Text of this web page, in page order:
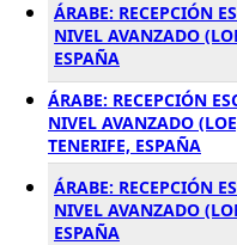
ÁRABE: RECEPCIÓN
NIVEL AVANZADO
ESPAÑA
ÁRABE: RECEPCIÓN
NIVEL AVANZADO
TENERIFE, ESPAÑA
ÁRABE: RECEPCIÓN
NIVEL AVANZADO
ESPAÑA